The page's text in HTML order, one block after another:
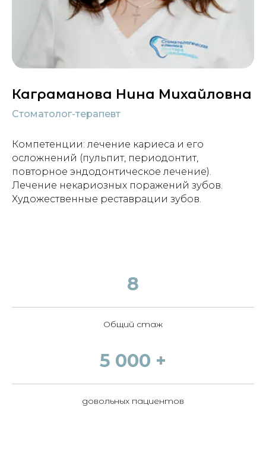
Каграманова Нина Михайловна
Стоматолог-терапевт
Компетенции: лечение кариеса и его
осложнений (пульпит, периодонтит,
повторное эндодонтическое лечение).
Лечение некариозных поражений зубов.
Художественные реставрации зубов.
8
Общий стаж
5 000 +
довольных пациентов